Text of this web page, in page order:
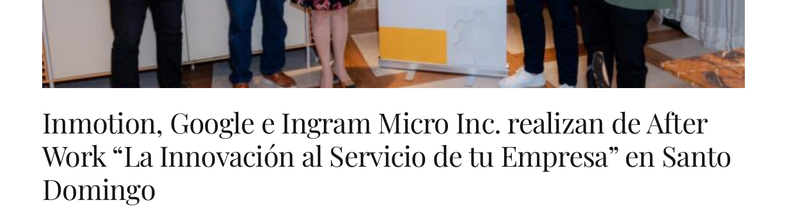
Inmotion, Google e Ingram Micro Inc. realizan de After
Work “La Innovación al Servicio de tu Empresa” en Santo
Domingo